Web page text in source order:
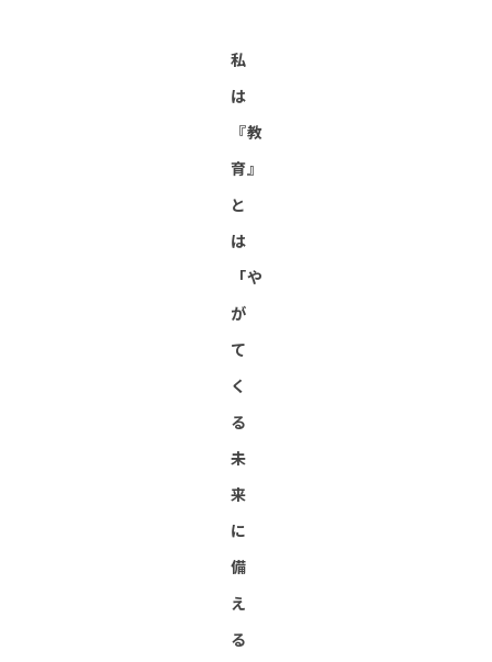
私
は
『教
育』
と
は
「や
が
て
く
る
未
来
に
備
え
る